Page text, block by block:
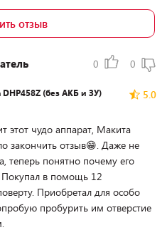
отзыв
0 0
5.0
(без АКБ и ЗУ)
этот чудо аппарат, Макита
закончить отзыв😁. Даже не
теперь понятно почему его
Покупал в помощь 12
Приобретал для особо
пробурить им отверстие